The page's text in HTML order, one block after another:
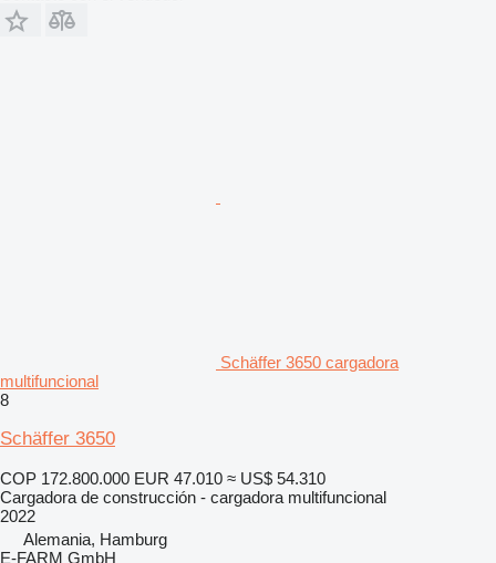
Schäffer 3650 cargadora
multifuncional
8
Schäffer 3650
COP 172.800.000 EUR 47.010 ≈ US$ 54.310
Cargadora de construcción - cargadora multifuncional
2022
Alemania, Hamburg
E-FARM GmbH